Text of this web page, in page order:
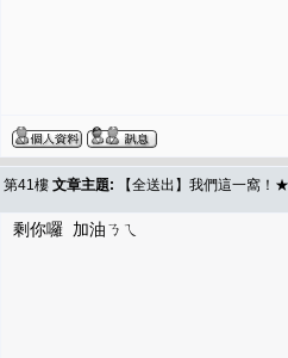
第41樓 文章主題: 【全送出】我們這一窩
剩你囉 加油ㄋㄟ